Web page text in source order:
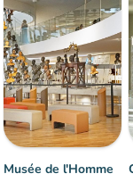
Musée de l'Homme